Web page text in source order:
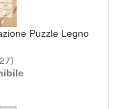
Puzzle Legno